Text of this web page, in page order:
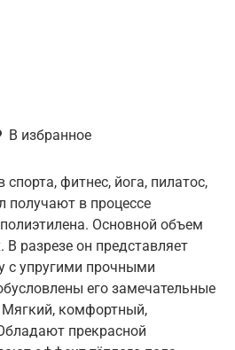
В избранное
фитнес, йога, пилатос,
получают в процессе
Основной объем
В разрезе он представляет
с упругими прочными
его замечательные
Мягкий, комфортный,
прекрасной